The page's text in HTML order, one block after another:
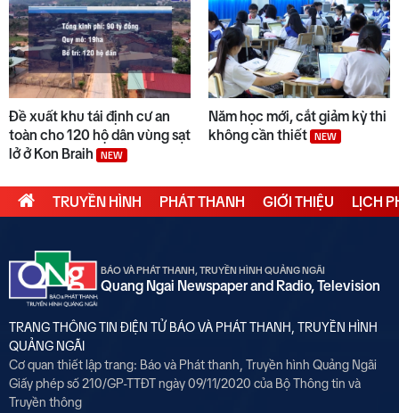
Đề xuất khu tái định cư an
toàn cho 120 hộ dân vùng sạt
lở ở Kon Braih
NEW
Năm học mới, cắt giảm kỳ thi
không cần thiết
NEW
TRUYỀN HÌNH PHÁT THANH GIỚI THIỆU LỊCH
BÁO VÀ PHÁT THANH, TRUYỀN HÌNH QUẢNG NGÃI
Quang Ngai Newspaper and Radio, Television
TRANG THÔNG TIN ĐIỆN TỬ BÁO VÀ PHÁT THANH, TRUYỀN HÌNH
QUẢNG NGÃI
Cơ quan thiết lập trang: Báo và Phát thanh, Truyền hình Quảng Ngãi
Giấy phép số 210/GP-TTĐT ngày 09/11/2020 của Bộ Thông tin và
Truyền thông